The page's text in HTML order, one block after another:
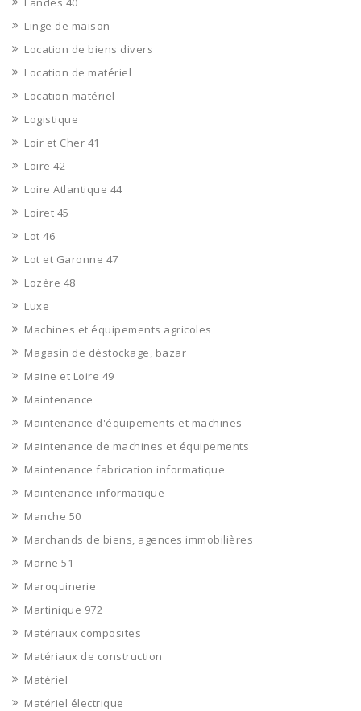
Linge de maison
Location de biens divers
Location de matériel
Location matériel
Logistique
Loir et Cher 41
Loire 42
Loire Atlantique 44
Loiret 45
Lot 46
Lot et Garonne 47
Lozère 48
Luxe
Machines et équipements agricoles
Magasin de déstockage, bazar
Maine et Loire 49
Maintenance
Maintenance d'équipements et machines
Maintenance de machines et équipements
Maintenance fabrication informatique
Maintenance informatique
Manche 50
Marchands de biens, agences immobilières
Marne 51
Maroquinerie
Martinique 972
Matériaux composites
Matériaux de construction
Matériel
Matériel électrique